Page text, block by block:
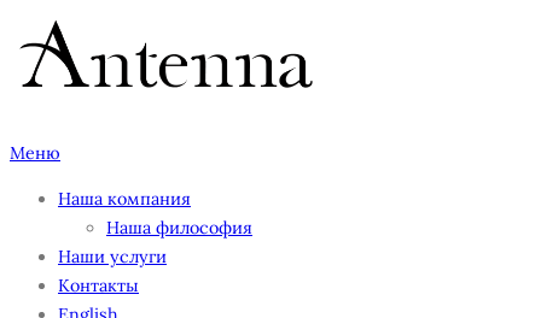
Перейти
содержимому
Меню
Наша компания
Наша философия
Наши услуги
Контакты